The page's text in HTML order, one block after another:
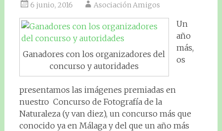
6 junio, 2016 Asociación Amigos
Ganadores con los organizadores del
concurso y autoridades
Un
año
más,
os
presentamos las imágenes premiadas en
nuestro Concurso de Fotografía de la
Naturaleza (y van diez), un concurso más que
conocido ya en Málaga y del que un año más